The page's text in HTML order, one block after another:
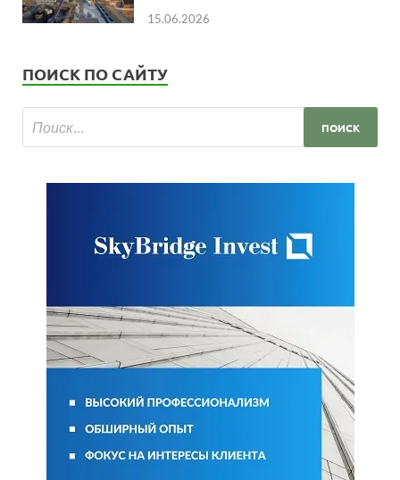
15.06.2026
ПОИСК ПО САЙТУ